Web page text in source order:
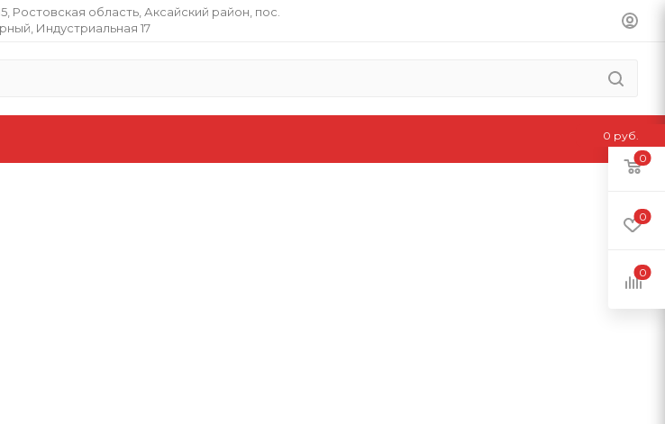
Ростовская область​, Аксайский район, пос.
Индустриальная 17
0
0
0
0 руб.